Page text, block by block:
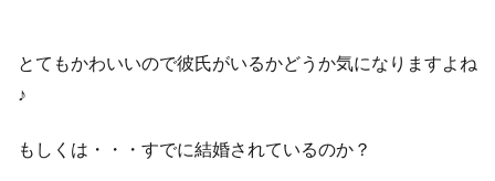
とてもかわいいので彼氏がいるかどうか気になりますよね
♪
もしくは・・・すでに結婚されているのか？